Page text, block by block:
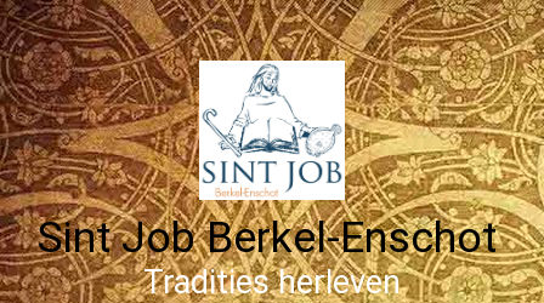
Sint Job Berkel-Enschot
Tradities herleven